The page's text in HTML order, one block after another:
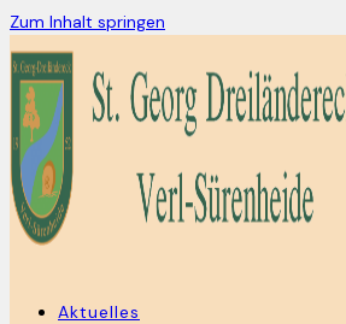
Zum Inhalt springen
Aktuelles